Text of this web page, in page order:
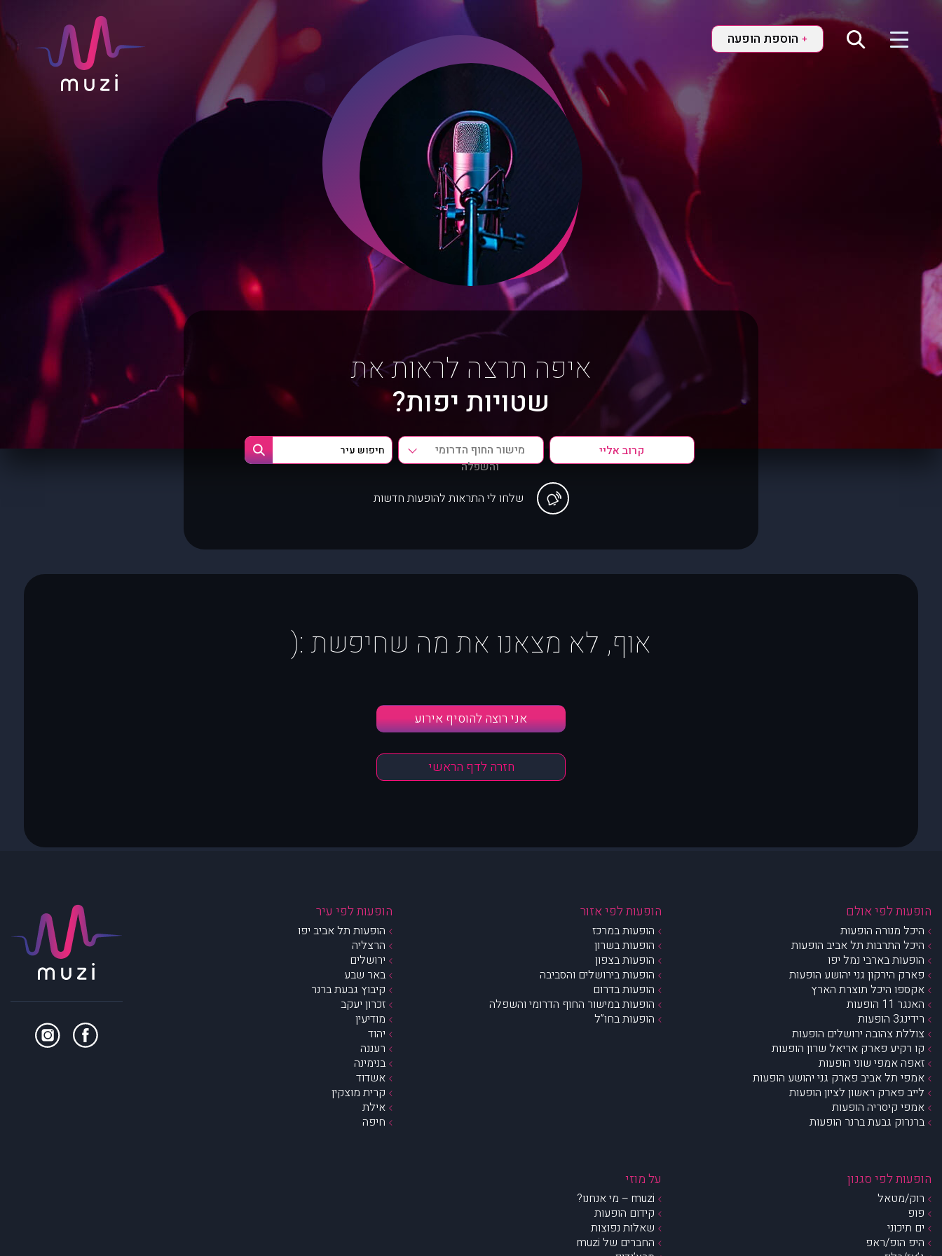
+ הוספת הופעה
איפה תרצה לראות את
שטויות יפות?
מישור החוף הדרומי
והשפלה
שלחו לי התראות להופעות חדשות
אוף, לא מצאנו את מה שחיפשת :(
אני רוצה להוסיף אירוע
חזרה לדף הראשי
הופעות לפי אולם
היכל מנורה הופעות
היכל התרבות תל אביב הופעות
הופעות בארבי נמל יפו
פארק הירקון גני יהושע הופעות
אקספו היכל תוצרת הארץ
האנגר 11 הופעות
רידינג3 הופעות
צוללת צהובה ירושלים הופעות
קו רקיע פארק אריאל שרון הופעות
זאפה אמפי שוני הופעות
אמפי תל אביב פארק גני יהושע הופעות
לייב פארק ראשון לציון הופעות
אמפי קיסריה הופעות
ברנרוק גבעת ברנר הופעות
הופעות לפי אזור
הופעות במרכז
הופעות בשרון
הופעות בצפון
הופעות בירושלים והסביבה
הופעות בדרום
הופעות במישור החוף הדרומי והשפלה
הופעות בחו”ל
הופעות לפי עיר
הופעות תל אביב יפו
הרצליה
ירושלים
באר שבע
קיבוץ גבעת ברנר
זכרון יעקב
מודיעין
יהוד
רעננה
בנימינה
אשדוד
קרית מוצקין
אילת
חיפה
הופעות לפי סגנון
רוק/מטאל
פופ
ים תיכוני
היפ הופ/ראפ
על מוזי
muzi – מי אנחנו?
קידום הופעות
שאלות נפוצות
החברים של muzi